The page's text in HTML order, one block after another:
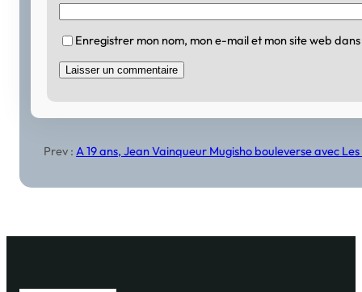
Enregistrer mon nom, mon e-mail et mon site web
Prev :A 19 ans, Jean Vainqueur Mugisho bouleverse avec Les